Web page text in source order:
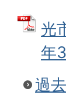
光
年
過